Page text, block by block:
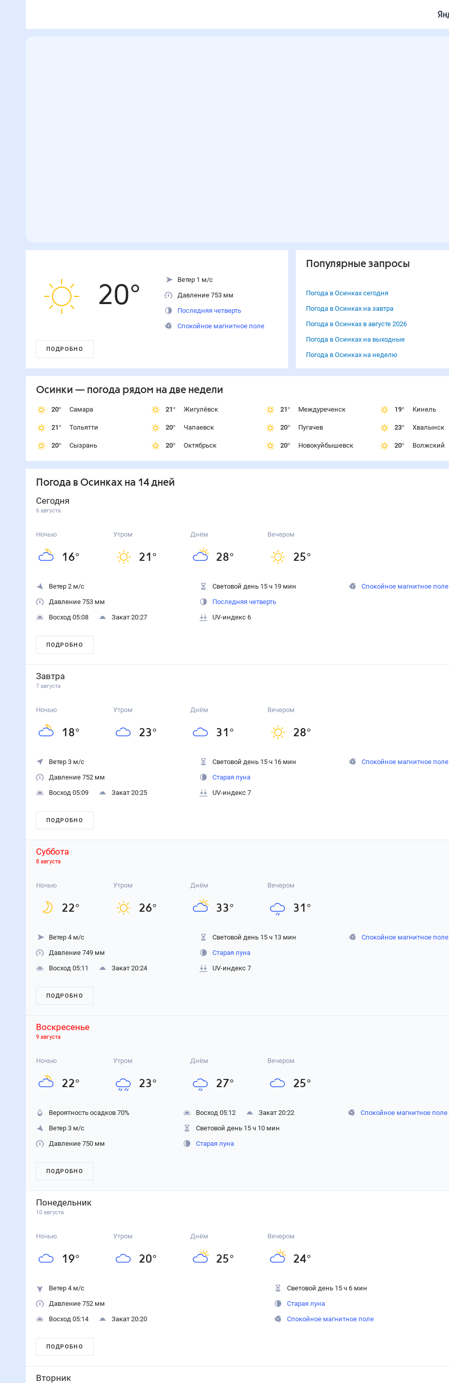
20°
Ветер 1 м/с
Давление 753 мм
Последняя четверть
Спокойное магнитное поле
ПОДРОБНО
Популярные запросы
Погода в Осинках сегодня
Погода в Осинках на завтра
Погода в Осинках в августе 2026
Погода в Осинках на выходные
Погода в Осинках на неделю
Осинки — погода рядом на две недели
20° Самара
21° Тольятти
20° Сызрань
21° Жигулёвск
20° Чапаевск
20° Октябрьск
21° Междуреченск
20° Пугачев
20° Новокуйбышевск
19° Кинель
23° Хвалынск
20° Волжский
Погода в Осинкахна 14 дней
Сегодня
6 августа
Ночью
16°
Утром
21 °
Днём
28°
Вечером
25°
Ветер 2 м/с
Давление 753 мм
Восход 05:08
Закат 20:27
Световой день 15 ч 19 мин
Последняя четверть
UV-индекс 6
Спокойное магнитное поле
ПОДРОБНО
Завтра
7 августа
Ночью
18°
Утром
23°
Днём
31 °
Вечером
28°
Ветер 3 м/с
Давление 752 мм
Восход 05:09
Закат 20:25
Световой день 15 ч 16 мин
Старая луна
UV-индекс 7
Спокойное магнитное поле
ПОДРОБНО
Суббота
8 августа
Ночью
22°
Утром
26°
Днём
33°
Вечером
31 °
Ветер 4 м/с
Давление 749 мм
Восход 05:11
Закат 20:24
Световой день 15 ч 13 мин
Старая луна
UV-индекс 7
Спокойное магнитное поле
ПОДРОБНО
Воскресенье
9 августа
Ночью
22°
Утром
23°
Днём
27°
Вечером
25°
Вероятность осадков 70%
Ветер 3 м/с
Давление 750 мм
Восход 05:12
Закат 20:22
Световой день 15 ч 10 мин
Старая луна
Спокойное магнитное поле
ПОДРОБНО
Понедельник
10 августа
Ночью
19°
Утром
20°
Днём
25°
Вечером
24°
Ветер 4 м/с
Давление 752 мм
Восход 05:14
Закат 20:20
Световой день 15 ч 6 мин
Старая луна
Спокойное магнитное поле
ПОДРОБНО
Вторник